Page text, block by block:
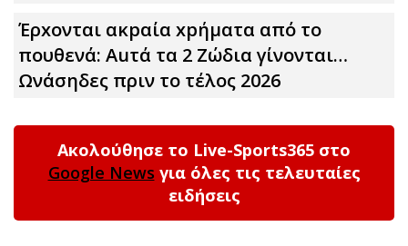
Έρxoνται ακpαία xpήματα από το
πουθενά: Αuτά τα 2 Zώδια γίνονται…
Ωνάσηδες πριν το τέλος 2026
Ακολούθησε το Live-Sports365 στο
Google News για όλες τις τελευταίες
ειδήσεις